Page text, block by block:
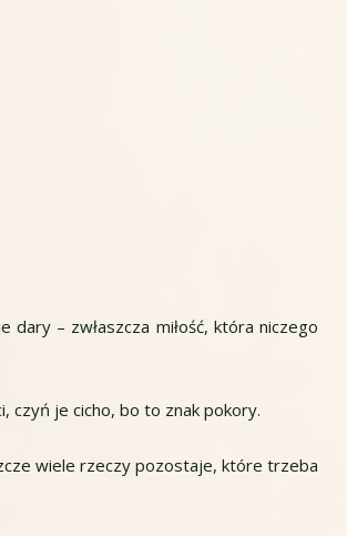
– zwłaszcza miłość, która niczego
czyń je cicho, bo to znak pokory.
wiele rzeczy pozostaje, które trzeba